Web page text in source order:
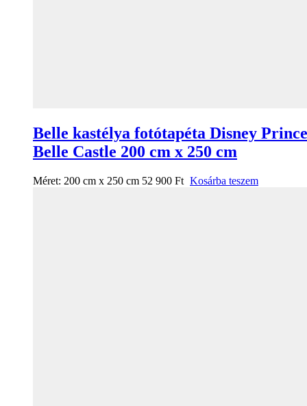
Belle kastélya fotótapéta Disney
Belle Castle 200 cm x 250 cm
Méret: 200 cm x 250 cm 52 900 Ft Kosárba teszem